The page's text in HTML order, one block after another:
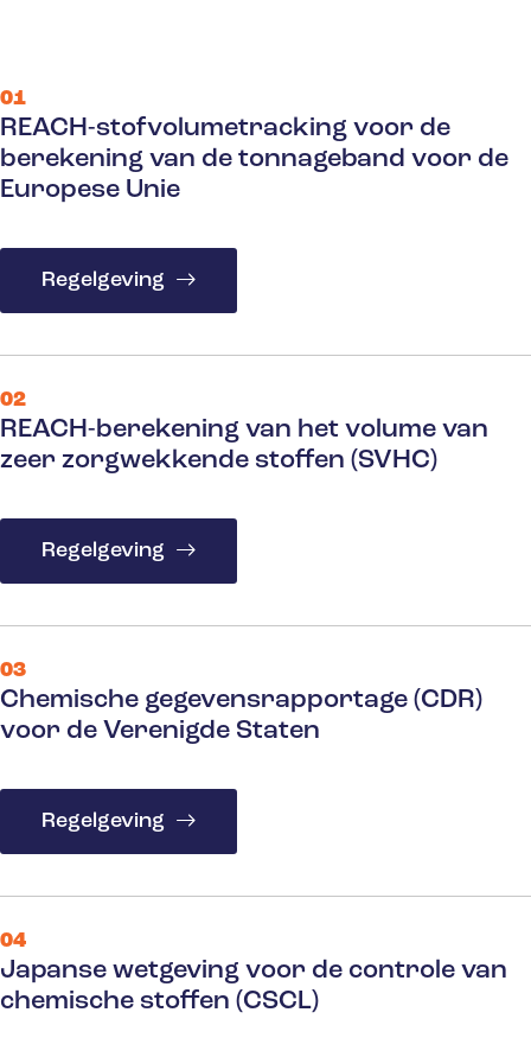
01
REACH-stofvolumetracking voor de
berekening van de tonnageband voor de
Europese Unie
Regelgeving
02
REACH-berekening van het volume van
zeer zorgwekkende stoffen (SVHC)
Regelgeving
03
Chemische gegevensrapportage (CDR)
voor de Verenigde Staten
Regelgeving
04
Japanse wetgeving voor de controle van
chemische stoffen (CSCL)